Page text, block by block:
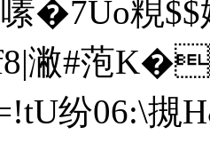
嗉�7Uo
f8|潎#
纷06:\摫